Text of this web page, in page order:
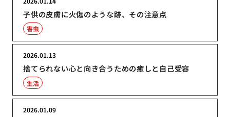
子供の皮膚に火傷のような跡、その注意点
害虫
捨てられない心と向き合うための癒しと自己受容
2026.01.13
生活
2026.01.09